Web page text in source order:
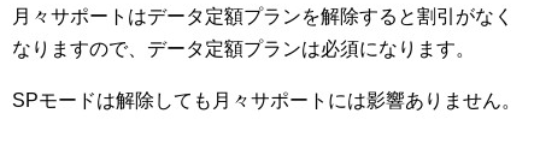
月々サポートはデータ定額プランを解除すると割引がなく
なりますので、データ定額プランは必須になります。
SPモードは解除しても月々サポートには影響ありません。